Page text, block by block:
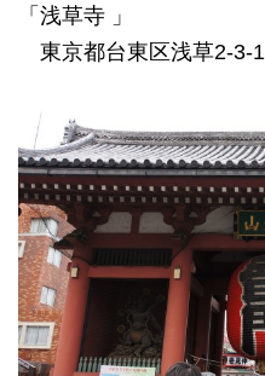
「浅草寺 」
東京都台東区浅草2-3-1